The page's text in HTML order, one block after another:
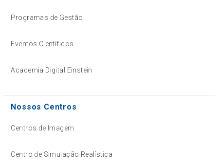
Programas de Gestão
Eventos Científicos
Academia Digital Einstein
Nossos Centros
Centros de Imagem
Centro de Simulação Realística